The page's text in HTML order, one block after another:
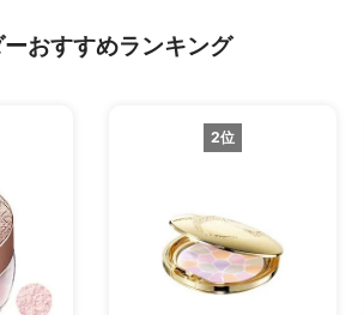
おすすめランキング
2位